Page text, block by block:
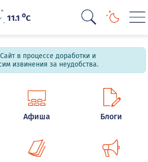
11.1oC
в процессе доработки и
извинения за неудобства.
Афиша Блоги